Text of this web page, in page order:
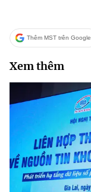
Thêm MST trên Google
Xem thêm